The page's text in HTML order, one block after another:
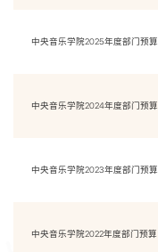
中央音乐学院2025年度部门预算
中央音乐学院2024年度部门预算
中央音乐学院2023年度部门预算
中央音乐学院2022年度部门预算